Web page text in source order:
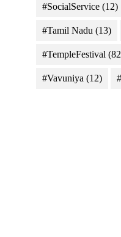
#SocialService(12)
#Tamil Nadu (13)
#TempleFestival
#Vavuniya (12)